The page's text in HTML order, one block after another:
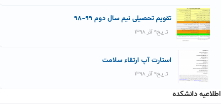
تقویم تحصیلی نیم سال دوم ۹۹-۹۸
تاریخ۹ آذر ۱۳۹۸
استارت آپ ارتقاء سلامت
تاریخ۹ آذر ۱۳۹۸
اطلاعیه دانشکده